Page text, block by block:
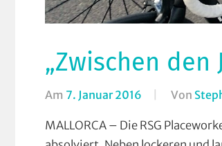
„Zwischen
Am 7. Januar 2016 Von
MALLORCA – Die RSG